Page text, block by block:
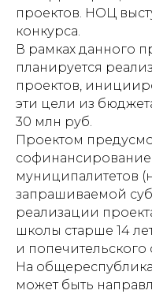
проектов. НОЦ
конкурса.
В рамках данного
планируется
проектов,
эти цели из
30 млн руб.
Проектом
муниципалитетов
запрашиваемой
реализации
школы старше 14
и попечительского
На
может быть